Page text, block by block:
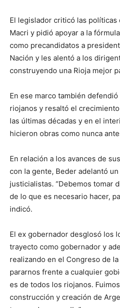
El legislador criticó las políticas
Macri y pidió apoyar a la
como precandidatos a
Nación y les alentó a los
construyendo una Rioja mejor
En ese marco también
riojanos y resaltó el
las últimas décadas y en el
hicieron obras como nunca
En relación a los avances de
con la gente, Beder adelantó
justicialistas. “Debemos tomar
de lo que es necesario hacer,
indicó.
El ex gobernador desglosó los
trayecto como gobernador y
realizando en el Congreso de la
pararnos frente a cualquier
es de todos los riojanos.
construcción y creación de